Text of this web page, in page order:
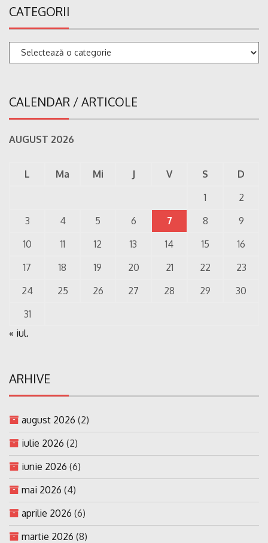
CATEGORII
Categorii
CALENDAR / ARTICOLE
AUGUST 2026
L Ma Mi J V S
D
1
2
3
4 5 6 7 8
9
10
11 12 13 14 15
16
17
18 19 20 21 22
23
24
25 26 27 28 29
30
31
« iul.
ARHIVE
august 2026 (2)
iulie 2026 (2)
iunie 2026 (6)
mai 2026 (4)
aprilie 2026 (6)
martie 2026 (8)